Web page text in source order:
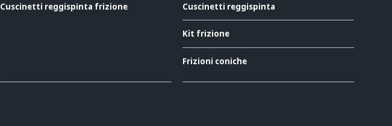
Cuscinetti reggispinta frizione Cuscinetti reggispinta
Kit frizione
Frizioni coniche